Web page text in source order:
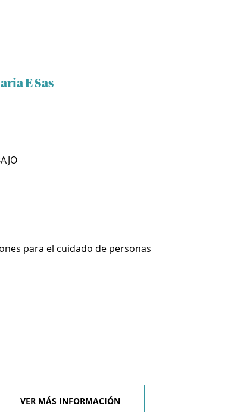
E Sas
para el cuidado de personas
VER MÁS INFORMACIÓN